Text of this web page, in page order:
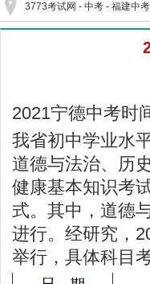
3773考试网 - 中考 - 福建中考
2021宁德中考时
我省初中学业水
道德与法治、历
健康基本知识考
式。其中，道德
进行。经研究，
举行，具体科目